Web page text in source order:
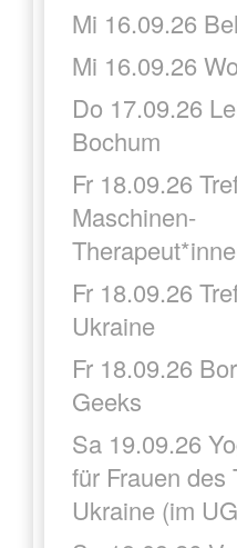
Mi 16.09.26
Mi 16.09.26
Do 17.09.26
Bochum
Fr 18.09.26
Maschinen-
Fr 18.09.26
Ukraine
Fr 18.09.26
Geeks
Sa 19.09.26
für Frauen des
Ukraine (im